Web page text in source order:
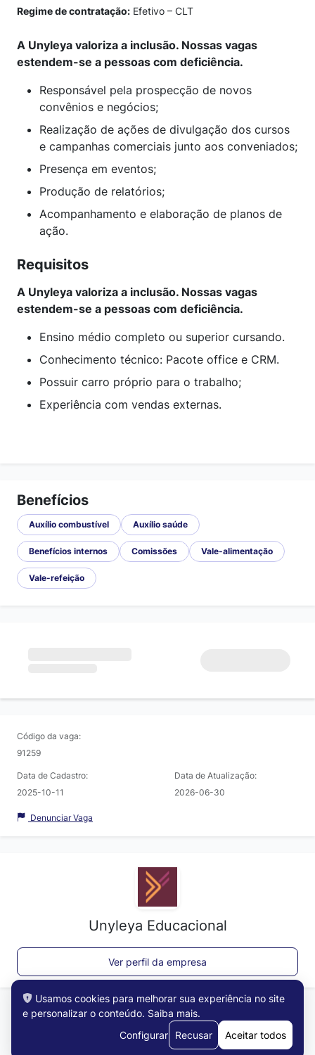
Regime de contratação: Efetivo – CLT
A Unyleya valoriza a inclusão. Nossas vagas
estendem-se a pessoas com deficiência.
Responsável pela prospecção de novos
convênios e negócios;
Realização de ações de divulgação dos cursos
e campanhas comerciais junto aos conveniados;
Presença em eventos;
Produção de relatórios;
Acompanhamento e elaboração de planos de
ação.
Requisitos
A Unyleya valoriza a inclusão. Nossas vagas
estendem-se a pessoas com deficiência.
Ensino médio completo ou superior cursando.
Conhecimento técnico: Pacote office e CRM.
Possuir carro próprio para o trabalho;
Experiência com vendas externas.
Benefícios
Auxílio combustível Auxílio saúde
Benefícios internos Comissões Vale-alimentação
Vale-refeição
Código da vaga:
91259
Data de Cadastro:
2025-10-11
Data de Atualização:
2026-06-30
Denunciar Vaga
Unyleya Educacional
Ver perfil da empresa
Usamos cookies para melhorar sua experiência no site
e personalizar o conteúdo. Saiba mais.
Configurar
Recusar Aceitar todos